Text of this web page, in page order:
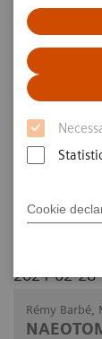
Cookie
NAEOTOM
NAEOTOM
Three-
2024-02-28
Rémy Barbé,